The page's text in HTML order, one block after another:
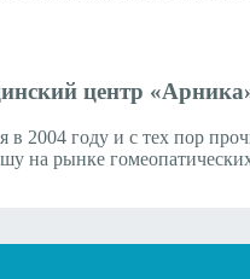
центр
в 2004 году и с тех пор
на рынке